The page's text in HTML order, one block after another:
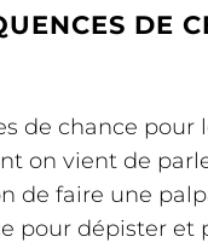
DE
de chance pour
on vient de
de faire une
pour dépister